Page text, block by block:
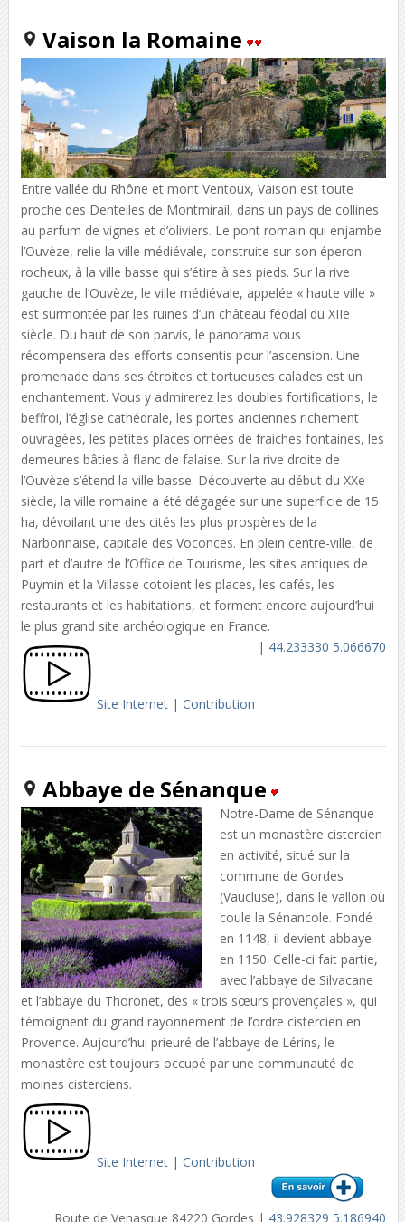
Vaison la Romaine
Entre vallée du Rhône et mont Ventoux, Vaison est toute
proche des Dentelles de Montmirail, dans un pays de collines
au parfum de vignes et d’oliviers. Le pont romain qui enjambe
l’Ouvèze, relie la ville médiévale, construite sur son éperon
rocheux, à la ville basse qui s’étire à ses pieds. Sur la rive
gauche de l’Ouvèze, le ville médiévale, appelée « haute ville »
est surmontée par les ruines d’un château féodal du XIIe
siècle. Du haut de son parvis, le panorama vous
récompensera des efforts consentis pour l’ascension. Une
promenade dans ses étroites et tortueuses calades est un
enchantement. Vous y admirerez les doubles fortifications, le
beffroi, l’église cathédrale, les portes anciennes richement
ouvragées, les petites places ornées de fraiches fontaines, les
demeures bâties à flanc de falaise. Sur la rive droite de
l’Ouvèze s’étend la ville basse. Découverte au début du XXe
siècle, la ville romaine a été dégagée sur une superficie de 15
ha, dévoilant une des cités les plus prospères de la
Narbonnaise, capitale des Voconces. En plein centre-ville, de
part et d’autre de l’Office de Tourisme, les sites antiques de
Puymin et la Villasse cotoient les places, les cafés, les
restaurants et les habitations, et forment encore aujourd’hui
le plus grand site archéologique en France.
Site Internet| Contribution
| 44.233330 5.066670
Abbaye de Sénanque
Notre-Dame de Sénanque
est un monastère cistercien
en activité, situé sur la
commune de Gordes
(Vaucluse), dans le vallon où
coule la Sénancole. Fondé
en 1148, il devient abbaye
en 1150. Celle-ci fait partie,
avec l’abbaye de Silvacane
et l’abbaye du Thoronet, des « trois sœurs provençales », qui
témoignent du grand rayonnement de l’ordre cistercien en
Provence. Aujourd’hui prieuré de l’abbaye de Lérins, le
monastère est toujours occupé par une communauté de
moines cisterciens.
Site Internet| Contribution
Route de Venasque 84220 Gordes | 43.928329 5.186940